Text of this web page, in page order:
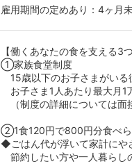
雇用期間の定めあり：4ヶ月
【働くあなたの食を支える3
①家族食堂制度
15歳以下のお子さまがいる
お子さま1人あたり最大月1
（制度の詳細については面
②1食120円で800円分食べら
◆ごはん代が浮いて家計にや
節約したい方や一人暮らし